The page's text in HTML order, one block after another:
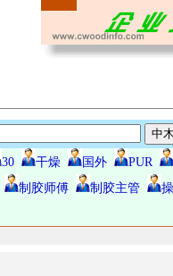
30 干燥 国外
PUR
制胶师傅 制胶主管